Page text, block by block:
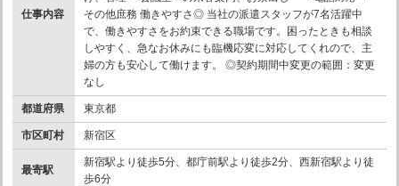
仕事内容
その他庶務 働きやすさ◎ 当社の派遣スタッフが7名活躍中
で、働きやすさをお約束できる職場です。困ったときも相談
しやすく、急なお休みにも臨機応変に対応してくれので、主
婦の方も安心して働けます。 ◎契約期間中変更の範囲：変更
なし
都道府県 東京都
市区町村 新宿区
最寄駅
新宿駅より徒歩5分、都庁前駅より徒歩2分、西新宿駅より徒
歩6分